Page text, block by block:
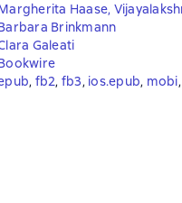
Haase,
Brinkmann
Galeati
, fb2, fb3, ios.epub, mobi,